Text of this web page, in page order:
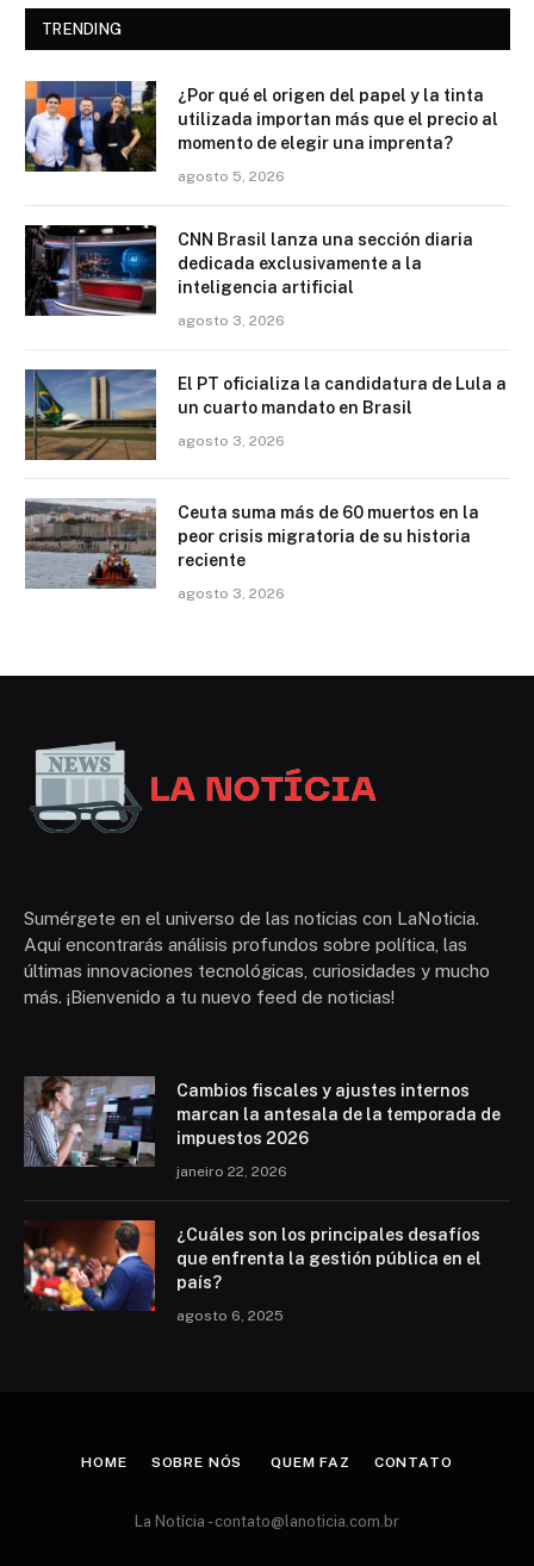
TRENDING
¿Por qué el origen del papel y la tinta
utilizada importan más que el precio al
momento de elegir una imprenta?
agosto 5, 2026
CNN Brasil lanza una sección diaria
dedicada exclusivamente a la
inteligencia artificial
agosto 3, 2026
El PT oficializa la candidatura de Lula a
un cuarto mandato en Brasil
agosto 3, 2026
Ceuta suma más de 60 muertos en la
peor crisis migratoria de su historia
reciente
agosto 3, 2026
Sumérgete en el universo de las noticias con LaNoticia.
Aquí encontrarás análisis profundos sobre política, las
últimas innovaciones tecnológicas, curiosidades y mucho
más. ¡Bienvenido a tu nuevo feed de noticias!
Cambios fiscales y ajustes internos
marcan la antesala de la temporada de
impuestos 2026
janeiro 22, 2026
¿Cuáles son los principales desafíos
que enfrenta la gestión pública en el
país?
agosto 6, 2025
HOME SOBRE NÓS QUEM FAZ CONTATO
La Notícia - contato@lanoticia.com.br